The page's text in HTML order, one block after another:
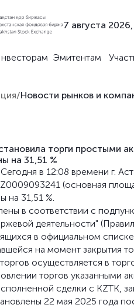
7 августа
Эмитентам
/Новости рынков и
торги простыми
на 31,51 %
в 12:08 времени г.
(основная
на 31,51 %.
в соответствии с
деятельности"
в официальном
на момент закрытия
осуществляется в
торгов указанными
сделки с KZTK,
22 мая 2025 года